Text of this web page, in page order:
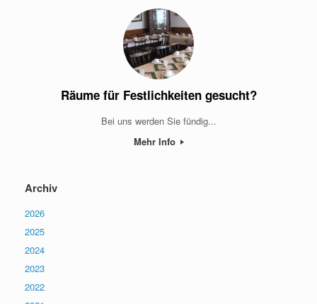
Räume für Festlichkeiten gesucht?
Bei uns werden Sie fündig...
Mehr Info
Archiv
2026
2025
2024
2023
2022